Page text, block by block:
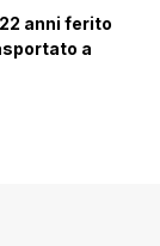
anni ferito
a